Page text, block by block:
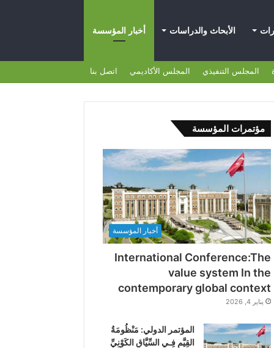
الأبحاث والدراسات أخبار المؤسسة
المجلس التنفيذي المجلس الأكاديمي اتصل بنا
مؤتمرات المؤسسة
أخبار المؤسسة
International Conference:The
value system In the
contemporary global context
يناير 4, 2026
المؤتمر الدولي: مَنْظُومَةُ
القِيَّمِ فِـي السِّيَّاقِ الكَوْنِيِّ